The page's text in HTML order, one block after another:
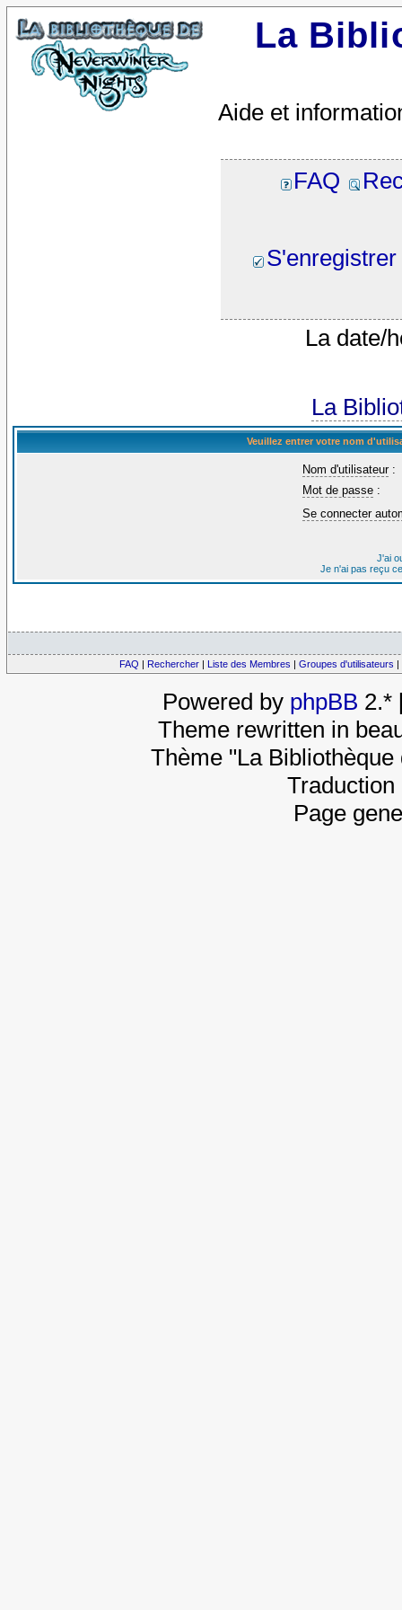
La
Aide et
FAQ
S'enregistrer
La date/
La
Veuillez entrer votre nom
Nom d'utilisateur:
Mot de passe :
Se connecter
J'ai
Je n'ai pas reçu
FAQ | Rechercher | Liste des Membres | Groupes d'utilisateurs |
Powered by phpBB 2.*
Theme rewritten in
Thème "La
Page